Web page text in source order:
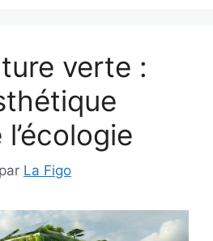
verte :
par La Figo